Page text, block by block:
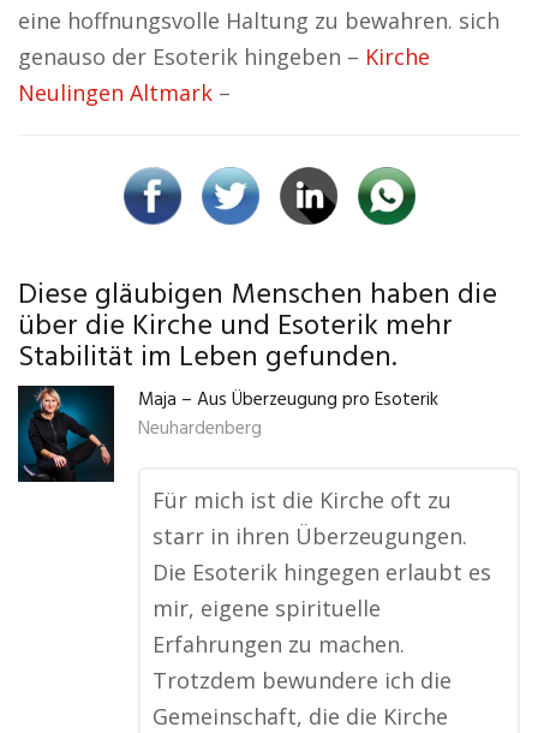
eine hoffnungsvolle Haltung zu bewahren. sich
genauso der Esoterik hingeben – Kirche
Neulingen Altmark –
Diese gläubigen Menschen haben die
über die Kirche und Esoterik mehr
Stabilität im Leben gefunden.
Maja – Aus Überzeugung pro Esoterik
Neuhardenberg
Für mich ist die Kirche oft zu
starr in ihren Überzeugungen.
Die Esoterik hingegen erlaubt es
mir, eigene spirituelle
Erfahrungen zu machen.
Trotzdem bewundere ich die
Gemeinschaft, die die Kirche